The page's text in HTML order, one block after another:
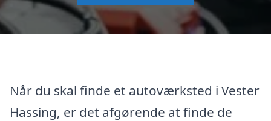
Når du skal finde et autoværksted i Vester
Hassing, er det afgørende at finde de